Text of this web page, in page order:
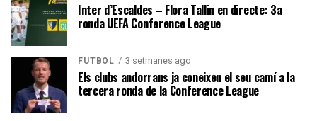
Inter d’Escaldes – Flora Tallin en directe: 3a
ronda UEFA Conference League
FUTBOL 3 setmanes ago
Els clubs andorrans ja coneixen el seu camí a la
tercera ronda de la Conference League